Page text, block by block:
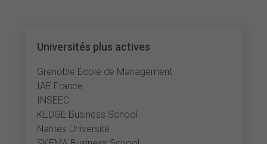
Universités plus actives
Grenoble École de Management
IAE France
INSEEC
KEDGE Business School
Nantes Université